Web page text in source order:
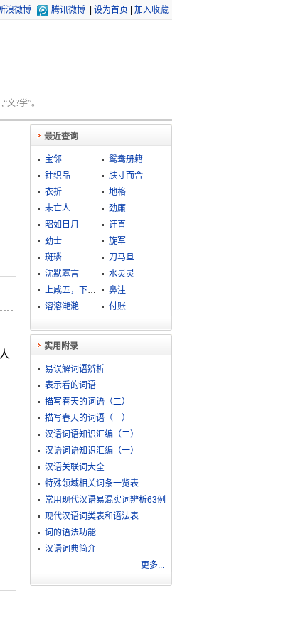
浪微博 腾讯微博 设为首页 加入收藏
?学”。
最近查询
宝邻
鸳鸯册籍
针织品
肤寸而合
衣折
地格
未亡人
劲廉
昭如日月
讦直
劲士
旋军
斑璘
刀马旦
沈默寡言
水灵灵
上咸五，下登三
鼻洼
溶溶滟滟
付账
实用附录
易误解词语辨析
表示看的词语
描写春天的词语（二）
描写春天的词语（一）
汉语词语知识汇编（二）
汉语词语知识汇编（一）
汉语关联词大全
特殊领域相关词条一览表
常用现代汉语易混实词辨析63例
现代汉语词类表和语法表
词的语法功能
汉语词典简介
更多...